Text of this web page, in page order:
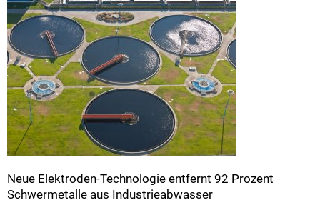
Neue Elektroden-Technologie entfernt 92 Prozent
Schwermetalle aus Industrieabwasser